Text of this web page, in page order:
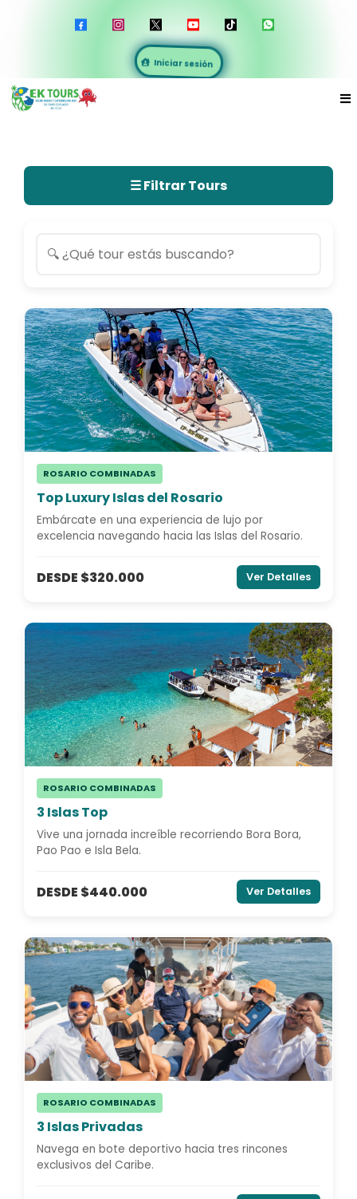
Iniciar sesión
☰ Filtrar Tours
ROSARIO COMBINADAS
Top Luxury Islas del Rosario
Embárcate en una experiencia de lujo por
excelencia navegando hacia las Islas del Rosario.
DESDE $320.000 Ver Detalles
ROSARIO COMBINADAS
3 Islas Top
Vive una jornada increíble recorriendo Bora Bora,
Pao Pao e Isla Bela.
DESDE $440.000 Ver Detalles
ROSARIO COMBINADAS
3 Islas Privadas
Navega en bote deportivo hacia tres rincones
exclusivos del Caribe.